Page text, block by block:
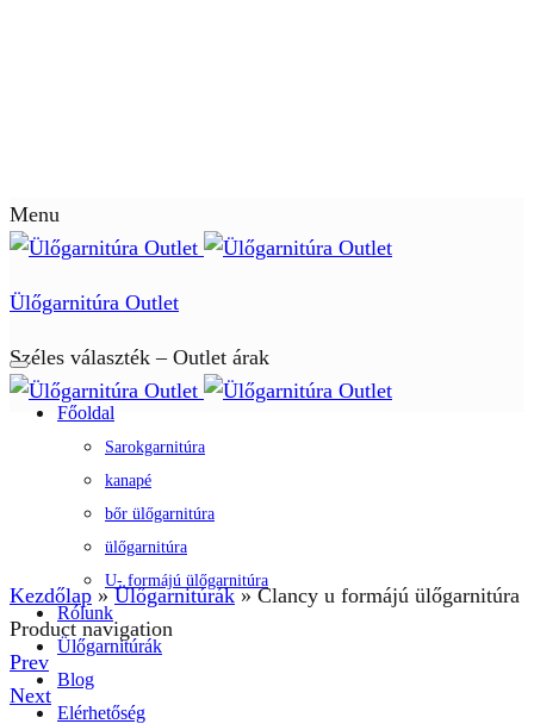
Menu
Ülőgarnitúra Outlet
Széles választék – Outlet árak
Főoldal
Sarokgarnitúra
kanapé
bőr ülőgarnitúra
ülőgarnitúra
U- formájú ülőgarnitúra
Rólunk
Ülőgarnitúrák
Blog
Elérhetőség
Kezdőlap »Ülőgarnitúrák»Clancy u formájú ülőgarnitúra
Product navigation
Prev
Next